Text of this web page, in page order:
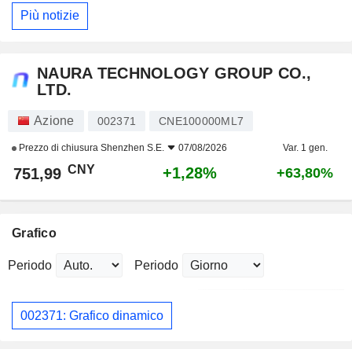
Più notizie
NAURA TECHNOLOGY GROUP CO.,
LTD.
Azione 002371 CNE100000ML7
Prezzo di chiusura Shenzhen S.E. 07/08/2026 Var. 1 gen.
751,99 CNY +1,28% +63,80%
Grafico
Periodo Periodo
002371: Grafico dinamico